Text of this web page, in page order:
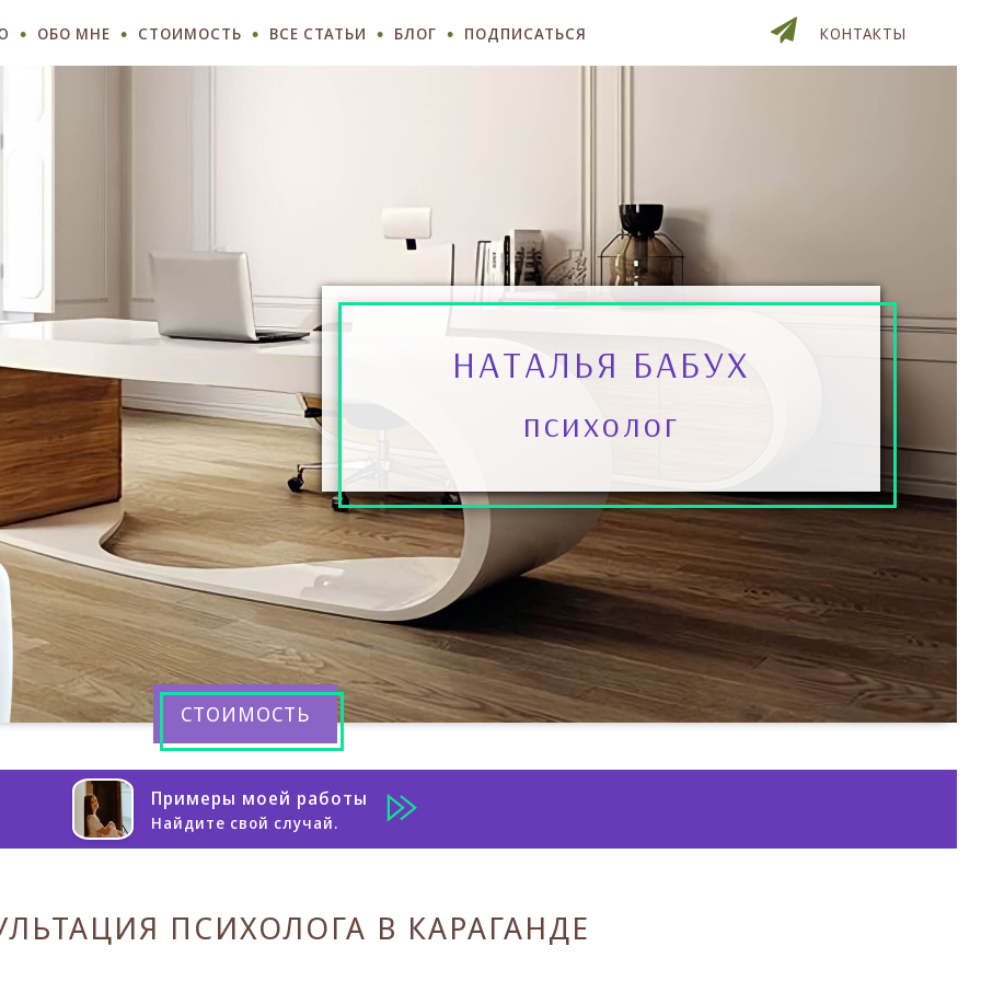
ОБО МНЕ СТОИМОСТЬ ВСЕ СТАТЬИ БЛОГ ПОДПИСАТЬСЯ КОНТАКТЫ
НАТАЛЬЯ БАБУХ
психолог
СТОИМОСТЬ
Примеры моей работы
Найдите свой случай.
ПСИХОЛОГА В КАРАГАНДЕ